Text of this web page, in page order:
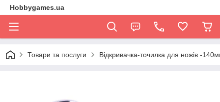
Hobbygames.ua
Товари та послуги Відкривачка-точилка для ножів -